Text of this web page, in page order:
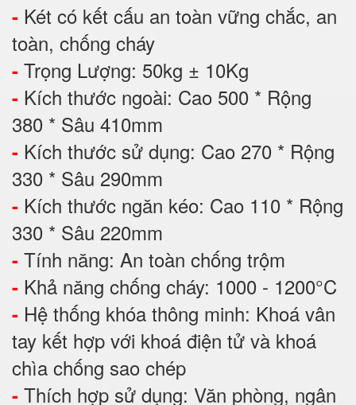
- Két có kết cấu an toàn vững chắc, an
toàn, chống cháy
- Trọng Lượng: 50kg ± 10Kg
- Kích thước ngoài: Cao 500 * Rộng
380 * Sâu 410mm
- Kích thước sử dụng: Cao 270 * Rộng
330 * Sâu 290mm
- Kích thước ngăn kéo: Cao 110 * Rộng
330 * Sâu 220mm
- Tính năng: An toàn chống trộm
- Khả năng chống cháy: 1000 - 1200°C
- Hệ thống khóa thông minh: Khoá vân
tay kết hợp với khoá điện tử và khoá
chìa chống sao chép
- Thích hợp sử dụng: Văn phòng, ngân